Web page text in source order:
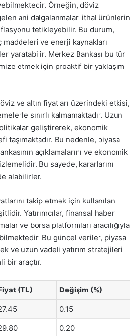
Örneğin, döviz
ani dalgalanmalar, ithal ürünlerin
tetikleyebilir. Bu durum,
ve enerji kaynakları
yaratabilir. Merkez Bankası bu tür
etmek için proaktif bir yaklaşım
ve altın fiyatları üzerindeki etkisi,
sınırlı kalmamaktadır. Uzun
geliştirerek, ekonomik
taşımaktadır. Bu nedenle, piyasa
açıklamalarını ve ekonomik
Bu sayede, kararlarını
alabilirler.
takip etmek için kullanılan
Yatırımcılar, finansal haber
ve borsa platformları aracılığıyla
Bu güncel veriler, piyasa
ve uzun vadeli yatırım stratejileri
bir araçtır.
(TL) Değişim (%)
0.15
0.20